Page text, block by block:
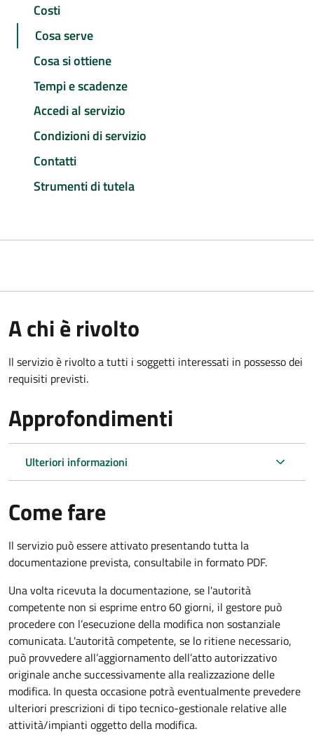
Costi
Cosa serve
Cosa si ottiene
Tempi e scadenze
Accedi al servizio
Condizioni di servizio
Contatti
Strumenti di tutela
A chi è rivolto
Il servizio è rivolto a tutti i soggetti interessati in possesso dei
requisiti previsti.
Approfondimenti
Ulteriori informazioni
Come fare
Il servizio può essere attivato presentando tutta la
documentazione prevista, consultabile in formato PDF.
Una volta ricevuta la documentazione, se l'autorità
competente non si esprime entro 60 giorni, il gestore può
procedere con l’esecuzione della modifica non sostanziale
comunicata. L'autorità competente, se lo ritiene necessario,
può provvedere all’aggiornamento dell’atto autorizzativo
originale anche successivamente alla realizzazione delle
modifica. In questa occasione potrà eventualmente prevedere
ulteriori prescrizioni di tipo tecnico-gestionale relative alle
attività/impianti oggetto della modifica.